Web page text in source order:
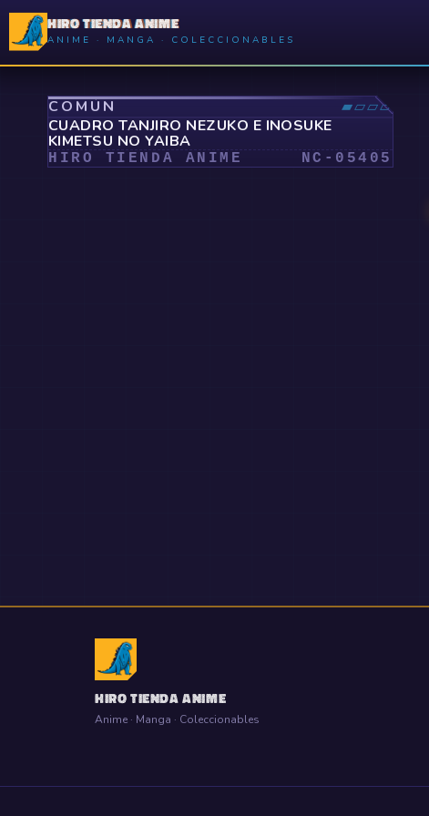
HIRO TIENDA ANIME
ANIME · MANGA · COLECCIONABLES
COMÚN ▰▱▱▱
⤢
CUADRO TANJIRO NEZUKO E INOSUKE
KIMETSU NO YAIBA
HIRO TIENDA ANIME NC- 05405
HIRO TIENDA ANIME
Anime · Manga · Coleccionables